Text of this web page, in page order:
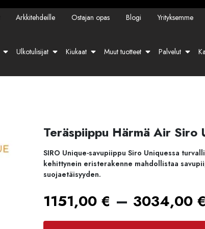
Arkkitehdeille Ostajan opas Blogi Yrityksemme
Ulkotulisijat Kiukaat Muut tuotteet Palvelut
Teräspiippu Härmä Air Siro
SIRO Unique-savupiippu Siro Uniquessa
kehittynein eristerakenne mahdollistaa
suojaetäisyyden.
1151,00 € – 3034,00 €